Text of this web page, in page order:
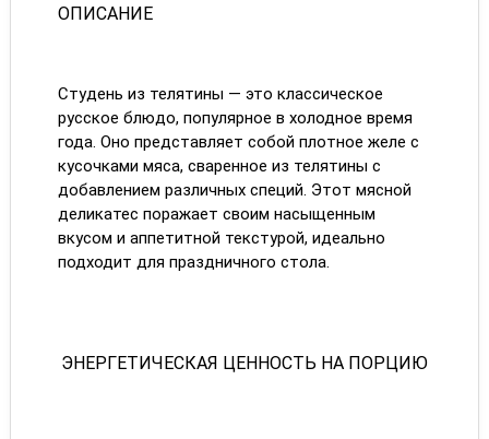
ОПИСАНИЕ
Студень из телятины — это классическое
русское блюдо, популярное в холодное время
года. Оно представляет собой плотное желе с
кусочками мяса, сваренное из телятины с
добавлением различных специй. Этот мясной
деликатес поражает своим насыщенным
вкусом и аппетитной текстурой, идеально
подходит для праздничного стола.
ЭНЕРГЕТИЧЕСКАЯ ЦЕННОСТЬ НА ПОРЦИЮ